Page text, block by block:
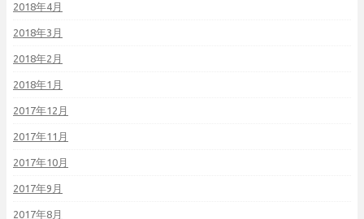
2018年4月
2018年3月
2018年2月
2018年1月
2017年12月
2017年11月
2017年10月
2017年9月
2017年8月